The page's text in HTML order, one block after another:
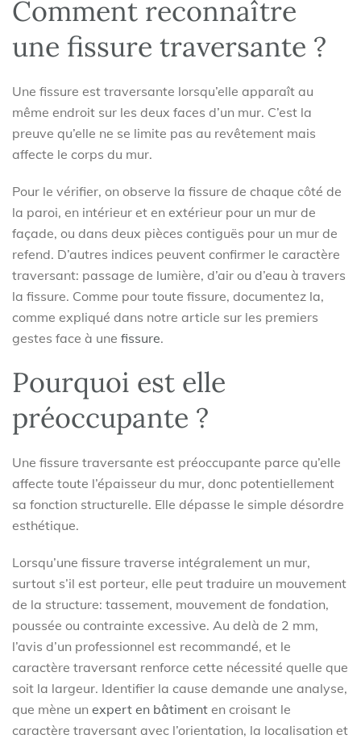
Comment reconnaître
une fissure traversante ?
Une fissure est traversante lorsqu’elle apparaît au
même endroit sur les deux faces d’un mur. C’est la
preuve qu’elle ne se limite pas au revêtement mais
affecte le corps du mur.
Pour le vérifier, on observe la fissure de chaque côté de
la paroi, en intérieur et en extérieur pour un mur de
façade, ou dans deux pièces contiguës pour un mur de
refend. D’autres indices peuvent confirmer le caractère
traversant: passage de lumière, d’air ou d’eau à travers
la fissure. Comme pour toute fissure, documentez la,
comme expliqué dans notre article sur les premiers
gestes face à une fissure.
Pourquoi est elle
préoccupante ?
Une fissure traversante est préoccupante parce qu’elle
affecte toute l’épaisseur du mur, donc potentiellement
sa fonction structurelle. Elle dépasse le simple désordre
esthétique.
Lorsqu’une fissure traverse intégralement un mur,
surtout s’il est porteur, elle peut traduire un mouvement
de la structure: tassement, mouvement de fondation,
poussée ou contrainte excessive. Au delà de 2 mm,
l’avis d’un professionnel est recommandé, et le
caractère traversant renforce cette nécessité quelle que
soit la largeur. Identifier la cause demande une analyse,
que mène un expert en bâtiment en croisant le
caractère traversant avec l’orientation, la localisation et